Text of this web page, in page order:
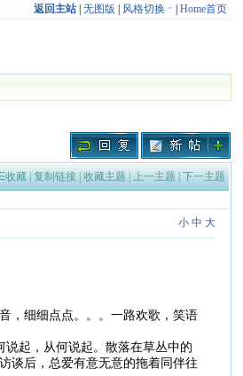
返回主站| 无图版 风格切换 Home首页
收藏| 复制链接| 收藏主题 | 上一主题 | 下一主题
小 中 大
，细细点点。。。一路欢歌，笑语
起，从何说起。散落在草丛中的
谈后，总爱有意无意的拖着同伴往